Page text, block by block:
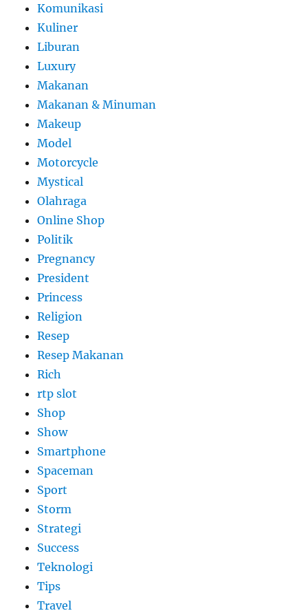
Komunikasi
Kuliner
Liburan
Luxury
Makanan
Makanan & Minuman
Makeup
Model
Motorcycle
Mystical
Olahraga
Online Shop
Politik
Pregnancy
President
Princess
Religion
Resep
Resep Makanan
Rich
rtp slot
Shop
Show
Smartphone
Spaceman
Sport
Storm
Strategi
Success
Teknologi
Tips
Travel